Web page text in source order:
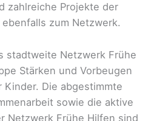
zahlreiche Projekte der
zum Netzwerk.
stadtweite Netzwerk Frühe
Stärken und Vorbeugen
Kinder. Die abgestimmte
sowie die aktive
Netzwerk Frühe Hilfen sind